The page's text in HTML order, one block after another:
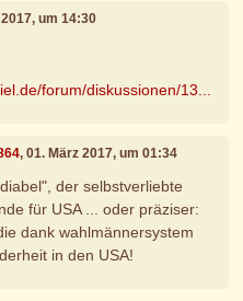
um 14:30
forum/diskussionen/13...
, 01. März 2017, um 01:34
der selbstverliebte
für USA ... oder präziser:
dank wahlmännersystem
in den USA!